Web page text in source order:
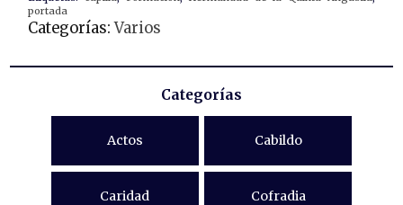
portada
Categorías:Varios
Categorías
Actos Cabildo
Caridad Cofradia